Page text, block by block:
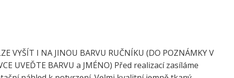
VYŠÍT I NA JINOU BARVU RUČNÍKU (DO POZNÁMKY V
UVEĎTE BARVU a JMÉNO) Před realizací zasíláme